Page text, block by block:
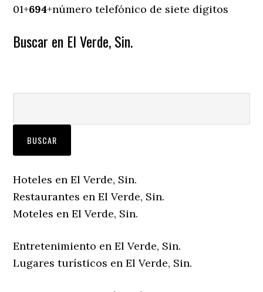
01+694+número telefónico de siete dígitos
Buscar en El Verde, Sin.
Hoteles en El Verde, Sin.
Restaurantes en El Verde, Sin.
Moteles en El Verde, Sin.
Entretenimiento en El Verde, Sin.
Lugares turísticos en El Verde, Sin.